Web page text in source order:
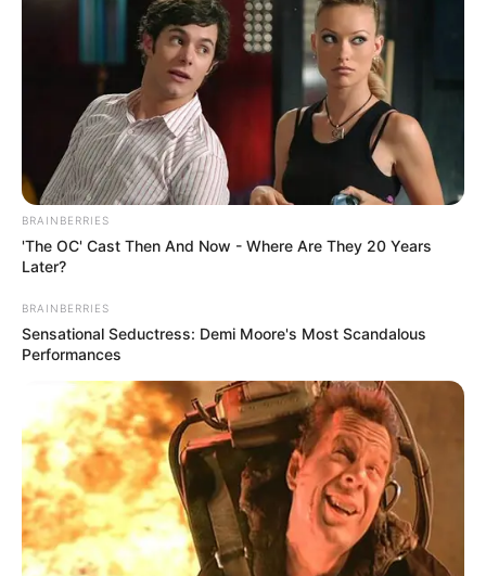
BRAINBERRIES
'The OC' Cast Then And Now - Where Are They 20 Years
Later?
BRAINBERRIES
Sensational Seductress: Demi Moore's Most Scandalous
Performances